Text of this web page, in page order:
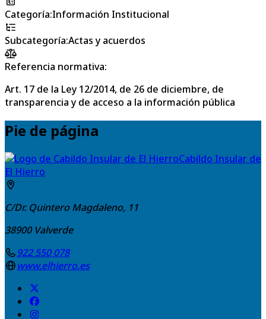
Categoría:Información Institucional
Subcategoría:Actas y acuerdos
Referencia normativa:
Art. 17 de la Ley 12/2014, de 26 de diciembre, de
transparencia y de acceso a la información pública
Pie de página
Cabildo Insular de
El Hierro
C/Dr. Quintero Magdaleno, 11
38900 Valverde
922 550 078
www.elhierro.es